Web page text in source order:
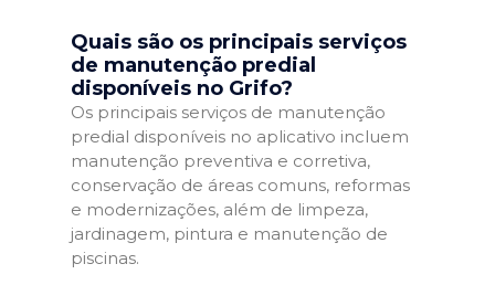
Quais são os principais serviços
de manutenção predial
disponíveis no Grifo?
Os principais serviços de manutenção
predial disponíveis no aplicativo incluem
manutenção preventiva e corretiva,
conservação de áreas comuns, reformas
e modernizações, além de limpeza,
jardinagem, pintura e manutenção de
piscinas.